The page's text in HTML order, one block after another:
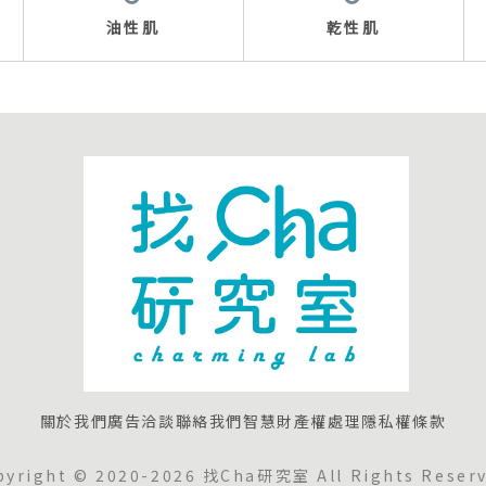
油性肌 乾性肌
關於我們廣告洽談聯絡我們智慧財產權處理隱私權條款
© 2020-2026 找Cha研究室 All Rights